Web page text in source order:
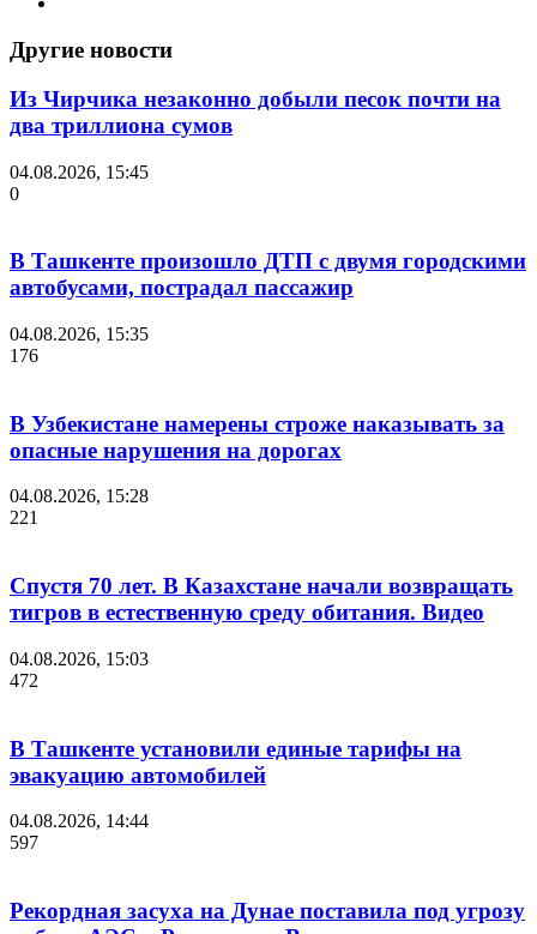
Другие новости
Из Чирчика незаконно добыли песок почти на
два триллиона сумов
04.08.2026, 15:45
0
В Ташкенте произошло ДТП с двумя городскими
автобусами, пострадал пассажир
04.08.2026, 15:35
176
В Узбекистане намерены строже наказывать за
опасные нарушения на дорогах
04.08.2026, 15:28
221
Спустя 70 лет. В Казахстане начали возвращать
тигров в естественную среду обитания. Видео
04.08.2026, 15:03
472
В Ташкенте установили единые тарифы на
эвакуацию автомобилей
04.08.2026, 14:44
597
Рекордная засуха на Дунае поставила под угрозу